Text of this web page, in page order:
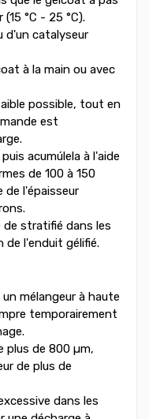
°C - 25 °C).
d'un catalyseur
à la main ou avec
possible, tout en
est
acumúlela à l'aide
de 100 à 150
de l'épaisseur
de stratifié dans les
de l'enduit gélifié.
mélangeur à haute
temporairement
plus de 800 µm,
de plus de
dans les